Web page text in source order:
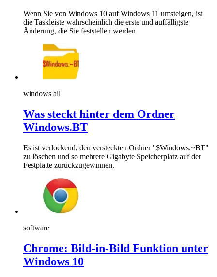
Wenn Sie von Windows 10 auf Windows 11 umsteigen, ist
die Taskleiste wahrscheinlich die erste und auffälligste
Änderung, die Sie feststellen werden.
windows all
Was steckt hinter dem Ordner
Windows.BT
Es ist verlockend, den versteckten Ordner "$Windows.~BT"
zu löschen und so mehrere Gigabyte Speicherplatz auf der
Festplatte zurückzugewinnen.
software
Chrome: Bild-in-Bild Funktion unter
Windows 10